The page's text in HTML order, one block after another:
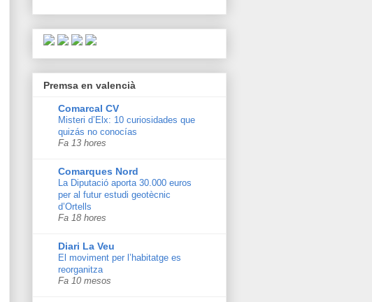
Premsa en valencià
Comarcal CV
Misteri d’Elx: 10 curiosidades que
quizás no conocías
Fa 13 hores
Comarques Nord
La Diputació aporta 30.000 euros
per al futur estudi geotècnic
d’Ortells
Fa 18 hores
Diari La Veu
El moviment per l’habitatge es
reorganitza
Fa 10 mesos